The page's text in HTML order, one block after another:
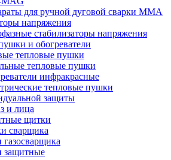
для ручной дуговой сварки MMA
напряжения
стабилизаторы напряжения
и обогреватели
тепловые пушки
тепловые пушки
инфракрасные
тепловые пушки
защиты
и лица
щитки
сварщика
защитные